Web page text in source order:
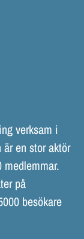
verksam i
en stor aktör
på
besökare